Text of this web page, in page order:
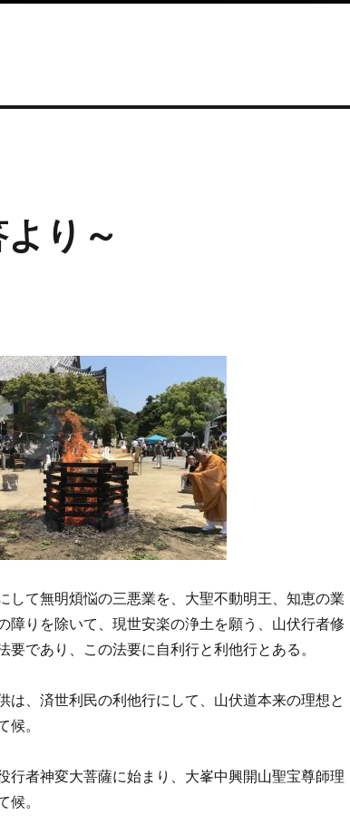
り～
共
有
して無明煩悩の三悪業を、大聖不動明王、知恵の業
障りを除いて、現世安楽の浄土を願う、山伏行者修
であり、この法要に自利行と利他行とある。
は、済世利民の利他行にして、山伏道本来の理想と
。
行者神変大菩薩に始まり、大峯中興開山聖宝尊師理
。